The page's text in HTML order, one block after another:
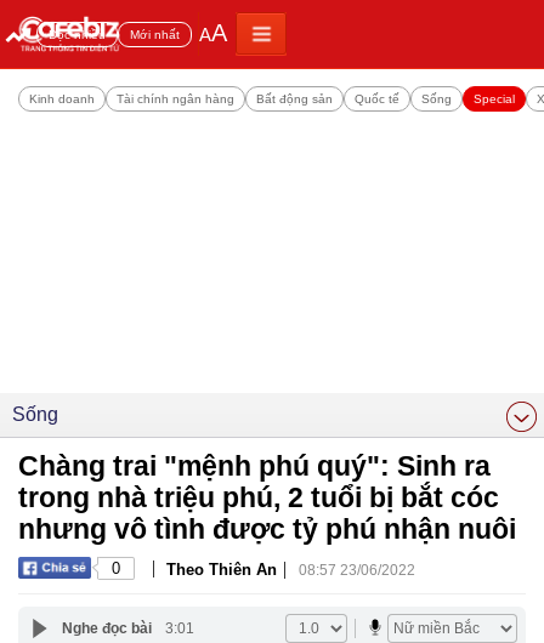
Đọc nhiều Mới nhất AA
Kinh doanh Tài chính ngân hàng Bất động sản Quốc tế Sống Special
Sống
Chàng trai "mệnh phú quý": Sinh ra
trong nhà triệu phú, 2 tuổi bị bắt cóc
nhưng vô tình được tỷ phú nhận nuôi
0 | Theo Thiên An | 08:57 23/06/2022
Nghe đọc bài 3:01